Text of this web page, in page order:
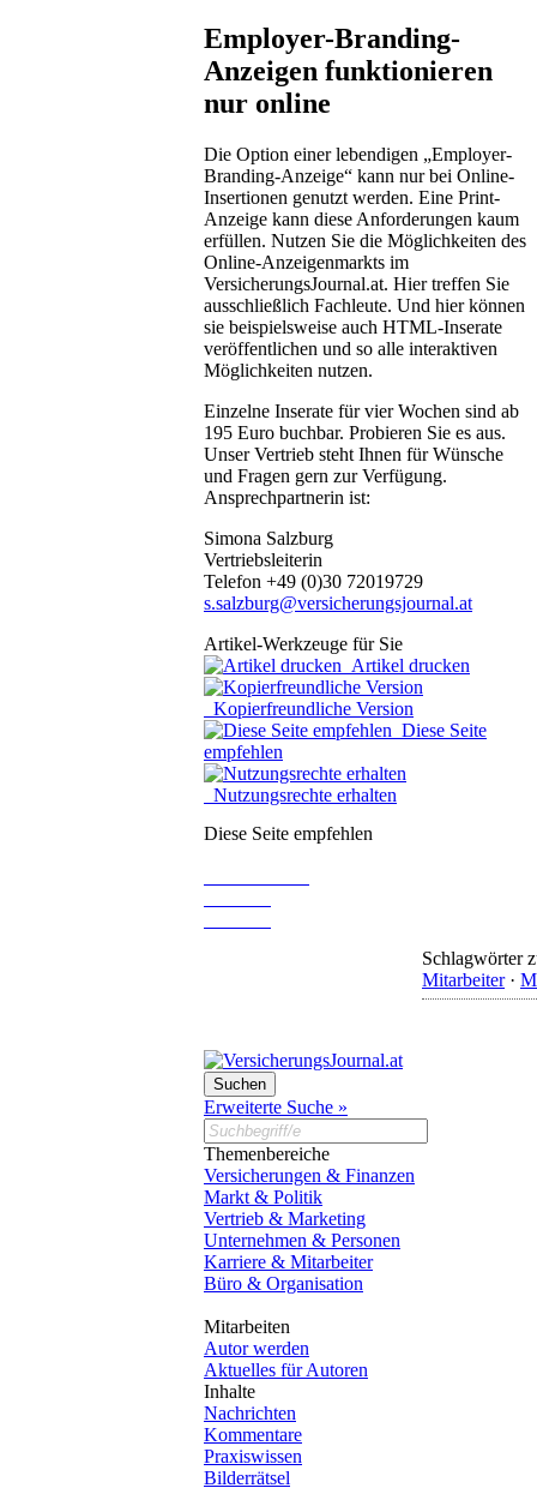
Employer-Branding-
Anzeigen funktionieren
nur online
Die Option einer lebendigen „Employer-
Branding-Anzeige“ kann nur bei Online-
Insertionen genutzt werden. Eine Print-
Anzeige kann diese Anforderungen kaum
erfüllen. Nutzen Sie die Möglichkeiten des
Online-Anzeigenmarkts im
VersicherungsJournal.at. Hier treffen Sie
ausschließlich Fachleute. Und hier können
sie beispielsweise auch HTML-Inserate
veröffentlichen und so alle interaktiven
Möglichkeiten nutzen.
Einzelne Inserate für vier Wochen sind ab
195 Euro buchbar. Probieren Sie es aus.
Unser Vertrieb steht Ihnen für Wünsche
und Fragen gern zur Verfügung.
Ansprechpartnerin ist:
Simona Salzburg
Vertriebsleiterin
Telefon +49 (0)30 72019729
s.salzburg@versicherungsjournal.at
Artikel-Werkzeuge für Sie
Artikel drucken
Kopierfreundliche Version
Diese Seite
empfehlen
Nutzungsrechte erhalten
Diese Seite empfehlen
Schlagwörter
Mitarbeiter·
Erweiterte Suche »
Themenbereiche
Versicherungen & Finanzen
Markt & Politik
Vertrieb & Marketing
Unternehmen & Personen
Karriere & Mitarbeiter
Büro & Organisation
Mitarbeiten
Autor werden
Aktuelles für Autoren
Inhalte
Nachrichten
Kommentare
Praxiswissen
Bilderrätsel